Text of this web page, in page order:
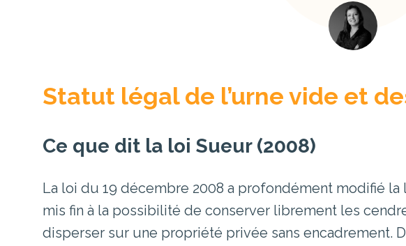
Statut légal de l’urne vide et
Ce que dit la loi Sueur (2008)
La loi du 19 décembre 2008 a profondément modifié
mis fin à la possibilité de conserver librement les
disperser sur une propriété privée sans encadrement.